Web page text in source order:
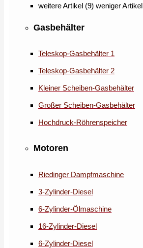
weitere Artikel (9) weniger Artikel
Gasbehälter
Teleskop-Gasbehälter 1
Teleskop-Gasbehälter 2
Kleiner Scheiben-Gasbehälter
Großer Scheiben-Gasbehälter
Hochdruck-Röhrenspeicher
Motoren
Riedinger Dampfmaschine
3-Zylinder-Diesel
6-Zylinder-Ölmaschine
16-Zylinder-Diesel
6-Zylinder-Diesel